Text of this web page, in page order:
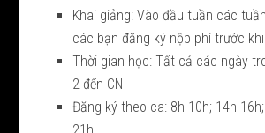
Khai giảng: Vào đầu tuần các
các bạn đăng ký nộp phí trước
Thời gian học: Tất cả các ngày
2 đến CN
Đăng ký theo ca: 8h-10h; 14h-